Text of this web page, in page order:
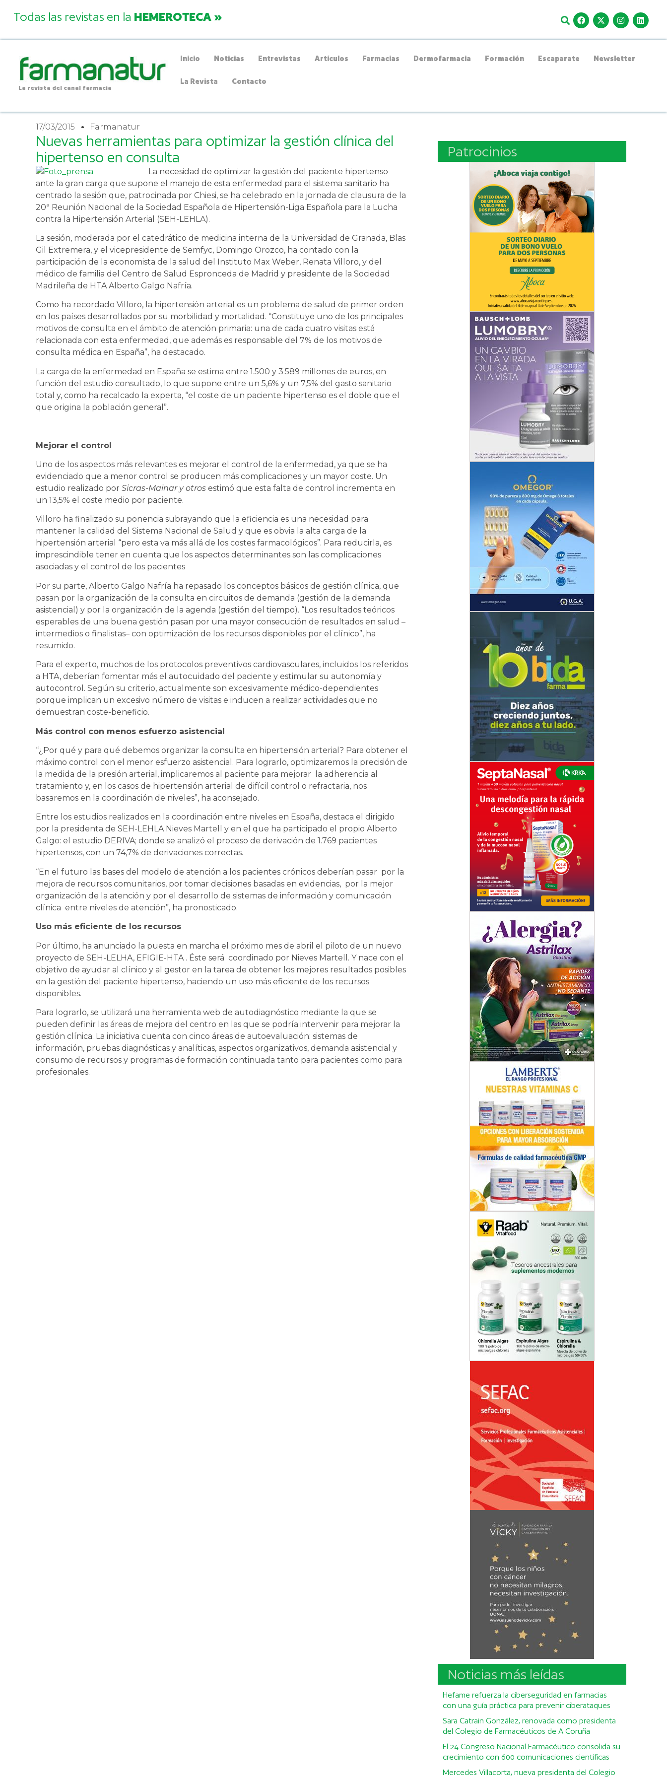
Todas las revistas en la HEMEROTECA »
La revista del canal farmacia
Inicio Noticias Entrevistas Artículos Farmacias Dermofarmacia Formación Escaparate Newsletter
La Revista Contacto
17/03/2015 Farmanatur
Nuevas herramientas para optimizar la gestión clínica del
hipertenso en consulta
La necesidad de optimizar la gestión del paciente hipertenso
ante la gran carga que supone el manejo de esta enfermedad para el sistema sanitario ha
centrado la sesión que, patrocinada por Chiesi, se ha celebrado en la jornada de clausura de la
20ª Reunión Nacional de la Sociedad Española de Hipertensión-Liga Española para la Lucha
contra la Hipertensión Arterial (SEH-LEHLA).
La sesión, moderada por el catedrático de medicina interna de la Universidad de Granada, Blas
Gil Extremera, y el vicepresidente de Semfyc, Domingo Orozco, ha contado con la
participación de la economista de la salud del Instituto Max Weber, Renata Villoro, y del
médico de familia del Centro de Salud Espronceda de Madrid y presidente de la Sociedad
Madrileña de HTA Alberto Galgo Nafría.
Como ha recordado Villoro, la hipertensión arterial es un problema de salud de primer orden
en los países desarrollados por su morbilidad y mortalidad. “Constituye uno de los principales
motivos de consulta en el ámbito de atención primaria: una de cada cuatro visitas está
relacionada con esta enfermedad, que además es responsable del 7% de los motivos de
consulta médica en España”, ha destacado.
La carga de la enfermedad en España se estima entre 1.500 y 3.589 millones de euros, en
función del estudio consultado, lo que supone entre un 5,6% y un 7,5% del gasto sanitario
total y, como ha recalcado la experta, “el coste de un paciente hipertenso es el doble que el
que origina la población general”.
Mejorar el control
Uno de los aspectos más relevantes es mejorar el control de la enfermedad, ya que se ha
evidenciado que a menor control se producen más complicaciones y un mayor coste. Un
estudio realizado por Sicras-Mainar y otros estimó que esta falta de control incrementa en
un 13,5% el coste medio por paciente.
Villoro ha finalizado su ponencia subrayando que la eficiencia es una necesidad para
mantener la calidad del Sistema Nacional de Salud y que es obvia la alta carga de la
hipertensión arterial “pero esta va más allá de los costes farmacológicos”. Para reducirla, es
imprescindible tener en cuenta que los aspectos determinantes son las complicaciones
asociadas y el control de los pacientes
Por su parte, Alberto Galgo Nafría ha repasado los conceptos básicos de gestión clínica, que
pasan por la organización de la consulta en circuitos de demanda (gestión de la demanda
asistencial) y por la organización de la agenda (gestión del tiempo). “Los resultados teóricos
esperables de una buena gestión pasan por una mayor consecución de resultados en salud –
intermedios o finalistas– con optimización de los recursos disponibles por el clínico”, ha
resumido.
Para el experto, muchos de los protocolos preventivos cardiovasculares, incluidos los referidos
a HTA, deberían fomentar más el autocuidado del paciente y estimular su autonomía y
autocontrol. Según su criterio, actualmente son excesivamente médico-dependientes
porque implican un excesivo número de visitas e inducen a realizar actividades que no
demuestran coste-beneficio.
Más control con menos esfuerzo asistencial
“¿Por qué y para qué debemos organizar la consulta en hipertensión arterial? Para obtener el
máximo control con el menor esfuerzo asistencial. Para lograrlo, optimizaremos la precisión de
la medida de la presión arterial, implicaremos al paciente para mejorar la adherencia al
tratamiento y, en los casos de hipertensión arterial de difícil control o refractaria, nos
basaremos en la coordinación de niveles”, ha aconsejado.
Entre los estudios realizados en la coordinación entre niveles en España, destaca el dirigido
por la presidenta de SEH-LEHLA Nieves Martell y en el que ha participado el propio Alberto
Galgo: el estudio DERIVA; donde se analizó el proceso de derivación de 1.769 pacientes
hipertensos, con un 74,7% de derivaciones correctas.
“En el futuro las bases del modelo de atención a los pacientes crónicos deberían pasar por la
mejora de recursos comunitarios, por tomar decisiones basadas en evidencias, por la mejor
organización de la atención y por el desarrollo de sistemas de información y comunicación
clínica entre niveles de atención”, ha pronosticado.
Uso más eficiente de los recursos
Por último, ha anunciado la puesta en marcha el próximo mes de abril el piloto de un nuevo
proyecto de SEH-LELHA, EFIGIE-HTA . Éste será coordinado por Nieves Martell. Y nace con el
objetivo de ayudar al clínico y al gestor en la tarea de obtener los mejores resultados posibles
en la gestión del paciente hipertenso, haciendo un uso más eficiente de los recursos
disponibles.
Para lograrlo, se utilizará una herramienta web de autodiagnóstico mediante la que se
pueden definir las áreas de mejora del centro en las que se podría intervenir para mejorar la
gestión clínica. La iniciativa cuenta con cinco áreas de autoevaluación: sistemas de
información, pruebas diagnósticas y analíticas, aspectos organizativos, demanda asistencial y
consumo de recursos y programas de formación continuada tanto para pacientes como para
profesionales.
Patrocinios
Noticias más leídas
Hefame refuerza la ciberseguridad en farmacias
con una guía práctica para prevenir ciberataques
Sara Catrain González, renovada como presidenta
del Colegio de Farmacéuticos de A Coruña
El 24 Congreso Nacional Farmacéutico consolida su
crecimiento con 600 comunicaciones científicas
Mercedes Villacorta, nueva presidenta del Colegio